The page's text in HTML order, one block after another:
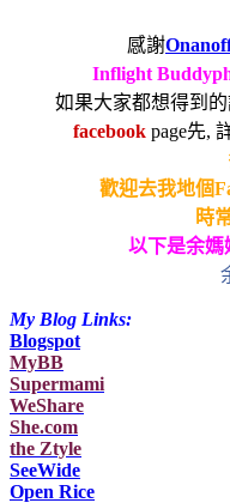
感謝
Inflight
如果大家都想得到
facebookpage先,
歡迎去我地個
時
以下是余媽
My Blog Links:
Blogspot
MyBB
Supermami
WeShare
She.com
the Ztyle
SeeWide
Open Rice